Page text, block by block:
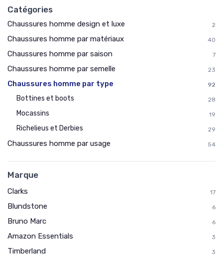
Catégories
Chaussures homme design et luxe 2
Chaussures homme par matériaux 40
Chaussures homme par saison 7
Chaussures homme par semelle 23
Chaussures homme par type 92
Bottines et boots 28
Mocassins 19
Richelieus et Derbies 29
Chaussures homme par usage 54
Marque
Clarks 17
Blundstone 6
Bruno Marc 6
Amazon Essentials 3
Timberland 3